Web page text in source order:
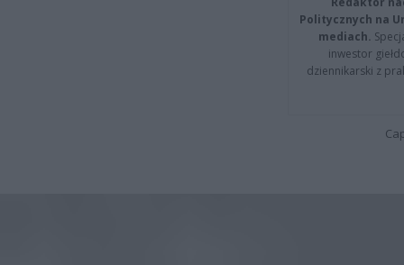
Politycznych na
mediach.
inwestor
dziennikarski z